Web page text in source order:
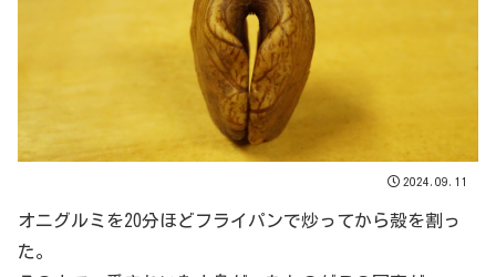
2024.09.11
オニグルミを20分ほどフライパンで炒ってから殻を割っ
た。